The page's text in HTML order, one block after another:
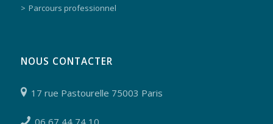
Parcours professionnel
NOUS CONTACTER
17 rue Pastourelle 75003 Paris
06 67 44 74 10